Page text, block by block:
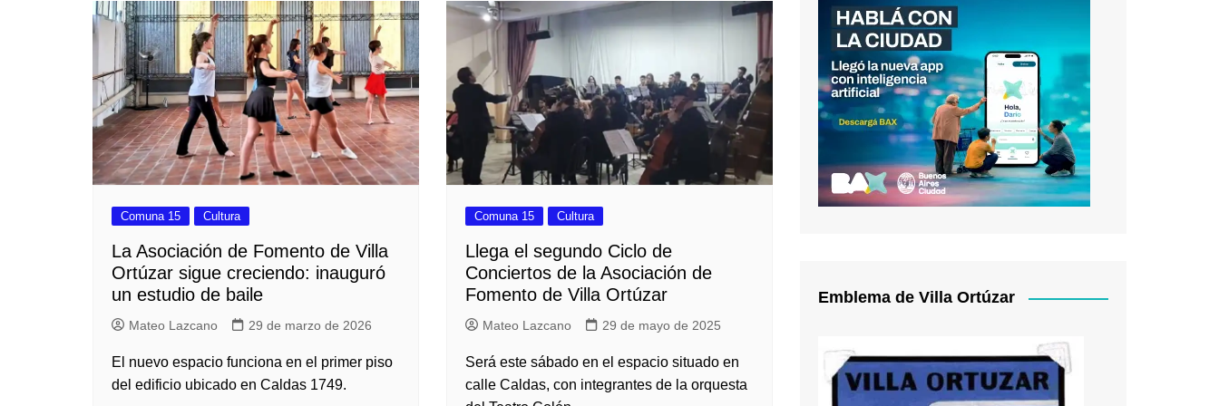
Iglesias
Información General
Servicios Públicos
Transporte Público
Comuna 15 Cultura
La Asociación de Fomento de Villa
Ortúzar sigue creciendo: inauguró
un estudio de baile
Mateo Lazcano 29 de marzo de 2026
El nuevo espacio funciona en el primer piso
del edificio ubicado en Caldas 1749.
Comuna 15 Cultura
Llega el segundo Ciclo de
Conciertos de la Asociación de
Fomento de Villa Ortúzar
Mateo Lazcano 29 de mayo de 2025
Será este sábado en el espacio situado en
calle Caldas, con integrantes de la orquesta
Emblema de Villa Ortúzar